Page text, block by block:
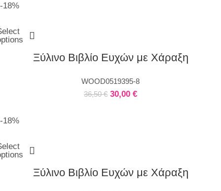
-18%
Ξύλινο Βιβλίο Ευχών με Χάραξη
WOOD0519395-8
36,50€ 30,00 €
-18%
Ξύλινο Βιβλίο Ευχών με Χάραξη